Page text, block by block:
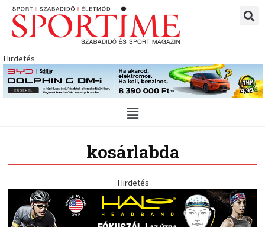
Skip
content
Hirdetés
Main
Menu
kosárlabda
Hirdetés